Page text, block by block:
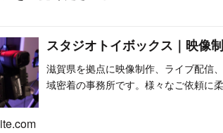
スタジオトイボックス｜映像
滋賀県を拠点に映像制作、ライブ配信
域密着の事務所です。様々なご依頼に